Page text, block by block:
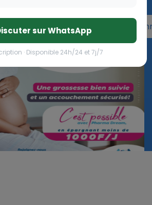
programme Olga Esther pour les
sur WhatsApp
· Disponible 24h/24 et 7j/7